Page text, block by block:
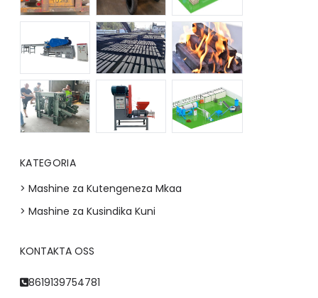
KATEGORIA
> Mashine za Kutengeneza Mkaa
> Mashine za Kusindika Kuni
KONTAKTA OSS
8619139754781